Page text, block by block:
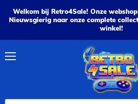
Welkom bij Retro4Sale! Onze
Nieuwsgierig naar onze complete
winkel!